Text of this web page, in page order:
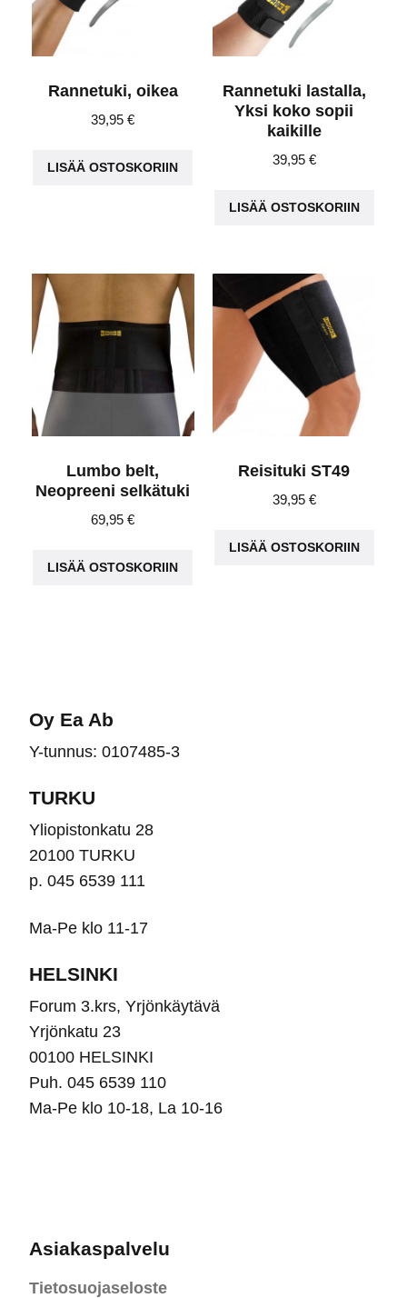
Rannetuki, oikea
39,95€
LISÄÄ OSTOSKORIIN
Rannetuki lastalla,
Yksi koko sopii
kaikille
39,95 €
LISÄÄ OSTOSKORIIN
Lumbo belt,
Neopreeni selkätuki
69,95€
LISÄÄ OSTOSKORIIN
Reisituki ST49
39,95 €
LISÄÄ OSTOSKORIIN
Oy Ea Ab
Y-tunnus: 0107485-3
TURKU
Yliopistonkatu 28
20100 TURKU
p. 045 6539 111
Ma-Pe klo 11-17
HELSINKI
Forum 3.krs, Yrjönkäytävä
Yrjönkatu 23
00100 HELSINKI
Puh. 045 6539 110
Ma-Pe klo 10-18, La 10-16
Asiakaspalvelu
Tietosuojaseloste